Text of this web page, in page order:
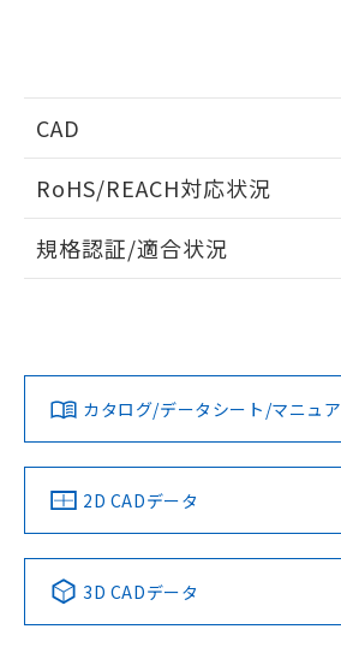
CAD
ドすることができます。
ログイン/会員登
ダウンロードデータをご利用いただく
みください。
ソフトウェアの使用条件
RoHS/REACH対応状況
EU RoHS 注意事項・凡例
対応済み
中国 RoHS 注意事項・凡例
Pb Hg
規格認証/適合状況
LR型式承認
（イギリス
船舶規格）
DNV型式承認
（ノルウェー
No No
この製品の規格認
カタログ/データシート/マニュ
2D CADデータ
3D CADデータ
物質の対応では、対応完了ま
欄に対応日を記載しておりま
既に当社にて対応品への在庫
していることから、特段のこと
す。